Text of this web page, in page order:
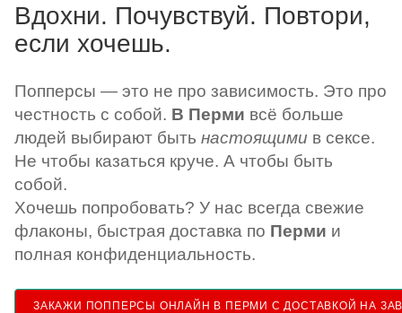
Вдохни. Почувствуй. Повтори,
если хочешь.
Попперсы — это не про зависимость. Это про
честность с собой. В Перми всё больше
людей выбирают быть настоящими в сексе.
Не чтобы казаться круче. А чтобы быть
собой.
Хочешь попробовать? У нас всегда свежие
флаконы, быстрая доставка по Перми и
полная конфиденциальность.
ЗАКАЖИ ПОППЕРСЫ ОНЛАЙН В ПЕРМИ С ДОСТАВКОЙ НА